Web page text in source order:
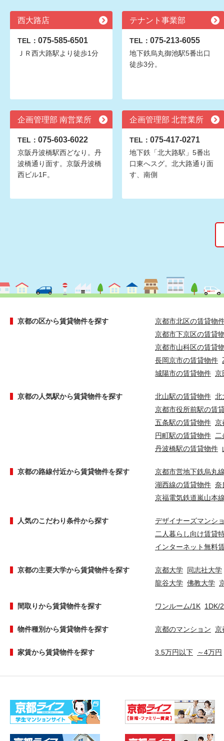
西大路店
TEL： 075-585-6501
ＪＲ西大路駅より徒歩1分
テナント事業部
TEL： 075-213-6055
地下鉄烏丸御池駅5番出口
徒歩3分。
企画管理部 南営業所
TEL： 075-603-6022
京阪丹波橋駅西どなり。丹
波橋通り面す。京阪丹波橋
西ビル1F。
企画管理部 北営業所
TEL： 075-417-0271
地下鉄「北大路駅」5番出
口東へスグ。北大路通り面
す、南側
京都の区から賃貸物件を探す
京都市北区の賃貸物
京都市下京区の賃貸
京都市山科区の賃貸
長岡京市の賃貸物件
城陽市の賃貸物件 京
京都の人気駅から賃貸物件を探す 北山駅の賃貸物件 北
京都市役所前駅の賃
五条駅の賃貸物件 京
円町駅の賃貸物件
丹波橋駅の賃貸物件
京都の路線付近から賃貸物件を探す
京都市営地下鉄烏丸
湖西線の賃貸物件 奈
京福電気鉄道嵐山本
人気のこだわり条件から探す
デザイナーズマンシ
二人暮らし向け賃貸
インターネット無料
京都の主要大学から賃貸物件を探す 京都大学 同志社大学
龍谷大学 佛教大学
間取りから賃貸物件を探す ワンルーム/1K 1DK/
物件種別から賃貸物件を探す 京都のマンション 京
家賃から賃貸物件を探す 3.5万円以下 ～4万円